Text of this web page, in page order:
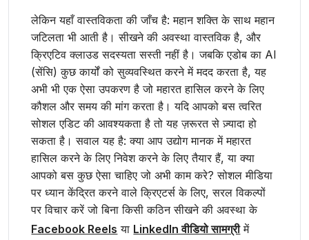
लेकिन यहाँ वास्तविकता की जाँच है: महान शक्ति के साथ महान
जटिलता भी आती है। सीखने की अवस्था वास्तविक है, और
क्रिएटिव क्लाउड सदस्यता सस्ती नहीं है। जबकि एडोब का AI
(सेंसि) कुछ कार्यों को सुव्यवस्थित करने में मदद करता है, यह
अभी भी एक ऐसा उपकरण है जो महारत हासिल करने के लिए
कौशल और समय की मांग करता है। यदि आपको बस त्वरित
सोशल एडिट की आवश्यकता है तो यह ज़रूरत से ज़्यादा हो
सकता है। सवाल यह है: क्या आप उद्योग मानक में महारत
हासिल करने के लिए निवेश करने के लिए तैयार हैं, या क्या
आपको बस कुछ ऐसा चाहिए जो अभी काम करे? सोशल मीडिया
पर ध्यान केंद्रित करने वाले क्रिएटर्स के लिए, सरल विकल्पों
पर विचार करें जो बिना किसी कठिन सीखने की अवस्था के
Facebook Reels या LinkedIn वीडियो सामग्रीमें